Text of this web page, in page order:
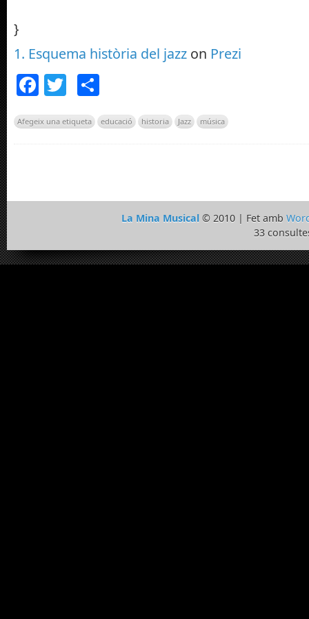
}
1. Esquema història del jazz on Prezi
Facebook
Twitter
Afegeix una etiqueta educació historia Jazz música
La Mina Musical© 2010 | Fet amb
33